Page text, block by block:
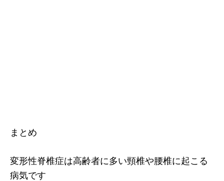
まとめ
変形性脊椎症は高齢者に多い頸椎や腰椎に起こる
病気です